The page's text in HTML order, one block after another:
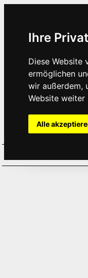
Ihre
Diese Website
ermöglichen
wir außerdem,
Website weiter
Alle